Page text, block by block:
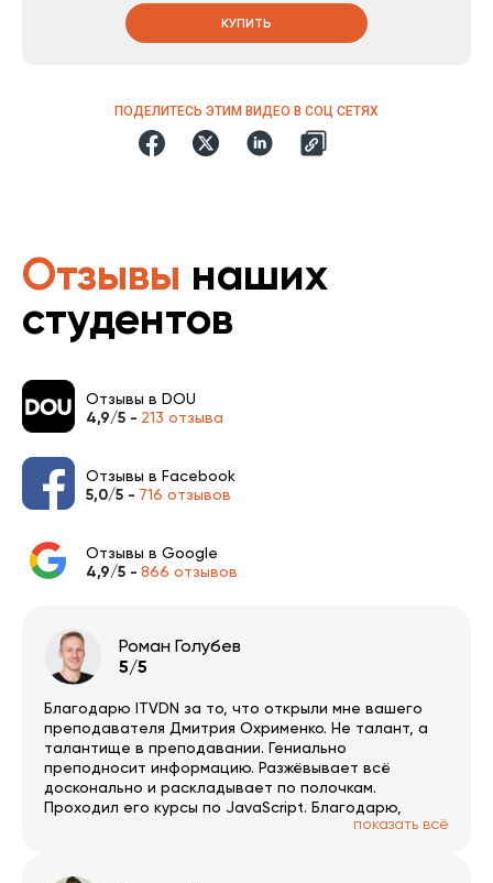
ПОДЕЛИТЕСЬ ЭТИМ ВИДЕО В СОЦ СЕТЯХ
КУПИТЬ
Отзывы наших
студентов
Отзывы в DOU
4,9/5 - 213 отзыва
Отзывы в Facebook
5,0/5 - 716 отзывов
Отзывы в Google
4,9/5 - 866 отзывов
Роман Голубев
5/5
Благодарю ITVDN за то, что открыли мне вашего
преподавателя Дмитрия Охрименко. Не талант, а
талантище в преподавании. Гениально
преподносит информацию. Разжёвывает всё
досконально и раскладывает по полочкам.
Проходил его курсы по JavaScript. Благодарю,
показать всё